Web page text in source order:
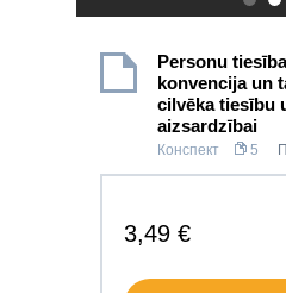
Personu
konvencija un
cilvēka tiesību
aizsardzībai
Конспект 5
3,49 €